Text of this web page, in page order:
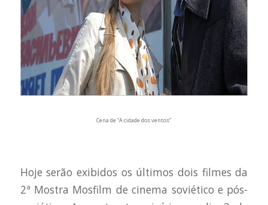
Cena de“A cidade dos ventos”
Hoje serão exibidos os últimos dois filmes da
2ª Mostra Mosfilm de cinema soviético e pós-